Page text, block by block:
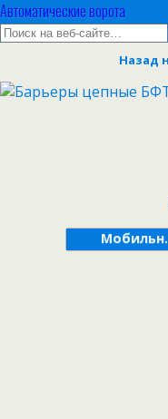
Автоматические ворота
Назад
Мобильн.